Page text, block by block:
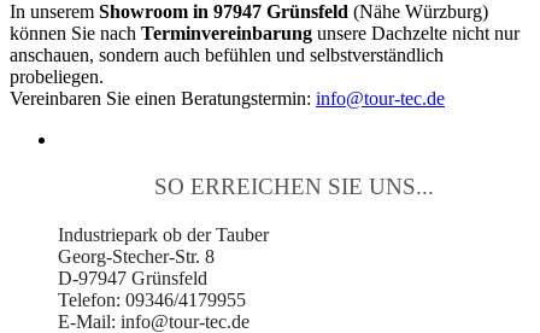
In unserem Showroom in 97947 Grünsfeld (Nähe Würzburg)
können Sie nach Terminvereinbarung unsere Dachzelte nicht nur
anschauen, sondern auch befühlen und selbstverständlich
probeliegen.
Vereinbaren Sie einen Beratungstermin: info@tour-tec.de
SO ERREICHEN SIE UNS...
Industriepark ob der Tauber
Georg-Stecher-Str. 8
D-97947 Grünsfeld
Telefon: 09346/4179955
E-Mail: info@tour-tec.de